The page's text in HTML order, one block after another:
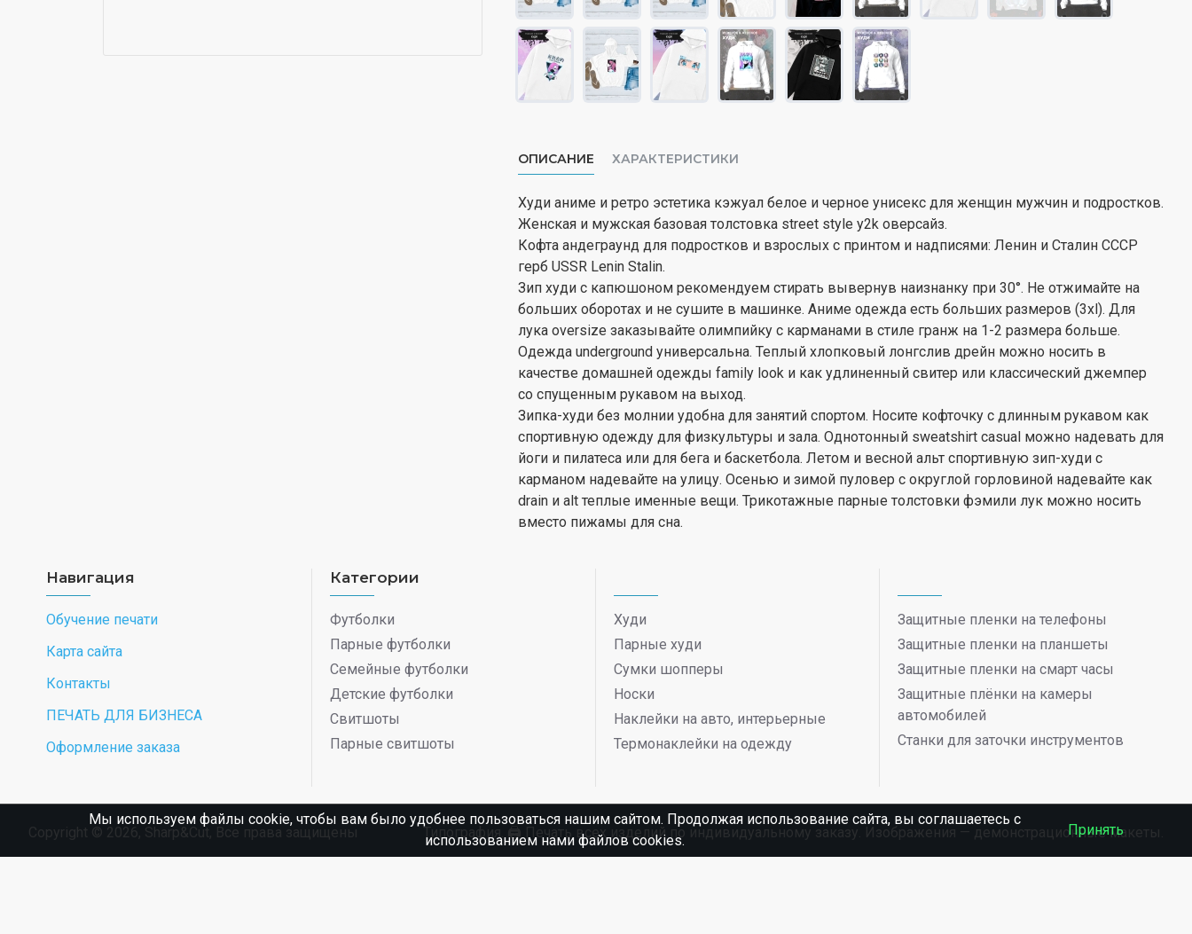
ОПИСАНИЕ ХАРАКТЕРИСТИКИ
Худи аниме и ретро эстетика кэжуал белое и черное унисекс для женщин мужчин и подростков.
Женская и мужская базовая толстовка street style y2k оверсайз.
Кофта андеграунд для подростков и взрослых с принтом и надписями: Ленин и Сталин СССР
герб USSR Lenin Stalin.
Зип худи с капюшоном рекомендуем стирать вывернув наизнанку при 30°. Не отжимайте на
больших оборотах и не сушите в машинке. Аниме одежда есть больших размеров (3xl). Для
лука oversize заказывайте олимпийку с карманами в стиле гранж на 1-2 размера больше.
Одежда underground универсальна. Теплый хлопковый лонгслив дрейн можно носить в
качестве домашней одежды family look и как удлиненный свитер или классический джемпер
со спущенным рукавом на выход.
Зипка-худи без молнии удобна для занятий спортом. Носите кофточку с длинным рукавом как
спортивную одежду для физкультуры и зала. Однотонный sweatshirt casual можно надевать для
йоги и пилатеса или для бега и баскетбола. Летом и весной альт спортивную зип-худи с
карманом надевайте на улицу. Осенью и зимой пуловер с округлой горловиной надевайте как
drain и alt теплые именные вещи. Трикотажные парные толстовки фэмили лук можно носить
вместо пижамы для сна.
Навигация
Обучение печати
Карта сайта
Контакты
ПЕЧАТЬ ДЛЯ БИЗНЕСА
Оформление заказа
Категории
Футболки
Парные футболки
Семейные футболки
Детские футболки
Свитшоты
Парные свитшоты
Худи
Парные худи
Сумки шопперы
Носки
Наклейки на авто, интерьерные
Термонаклейки на одежду
Защитные пленки на телефоны
Защитные пленки на планшеты
Защитные пленки на смарт часы
Защитные плёнки на камеры
автомобилей
Станки для заточки инструментов
Copyright © 2026, Sharp&Cut, Все права защищены Типография. 🖨️ Печать всех изделий по индивидуальному заказу. Изображения — демонстрационные макеты.
Мы используем файлы cookie, чтобы вам было удобнее пользоваться нашим сайтом. Продолжая использование сайта, вы соглашаетесь c
использованием нами файлов cookies.
Принять